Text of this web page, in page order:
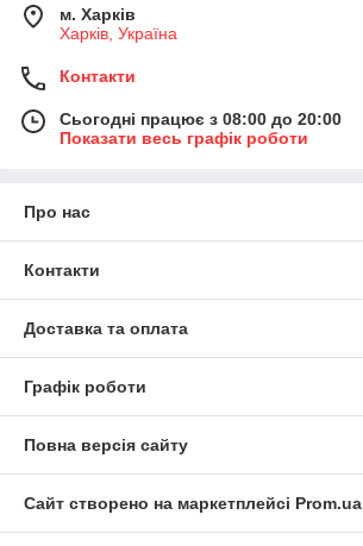
м. Харків
Харків, Україна
Контакти
Сьогодні працює з 08:00 до 20:00
Показати весь графік роботи
Про нас
Контакти
Доставка та оплата
Графік роботи
Повна версія сайту
Сайт створено на маркетплейсі Prom.ua